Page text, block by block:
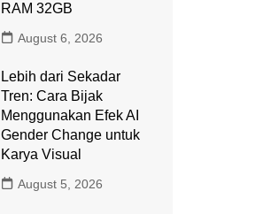
RAM 32GB
August 6, 2026
Lebih dari Sekadar
Tren: Cara Bijak
Menggunakan Efek AI
Gender Change untuk
Karya Visual
August 5, 2026